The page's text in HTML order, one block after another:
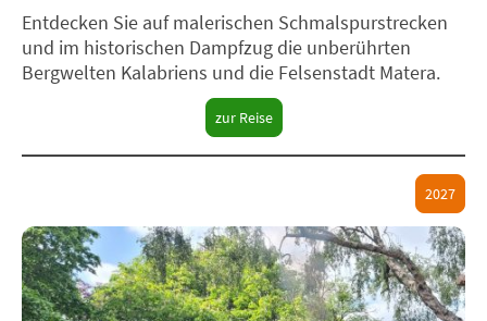
Entdecken Sie auf malerischen Schmalspurstrecken
und im historischen Dampfzug die unberührten
Bergwelten Kalabriens und die Felsenstadt Matera.
zur Reise
2027